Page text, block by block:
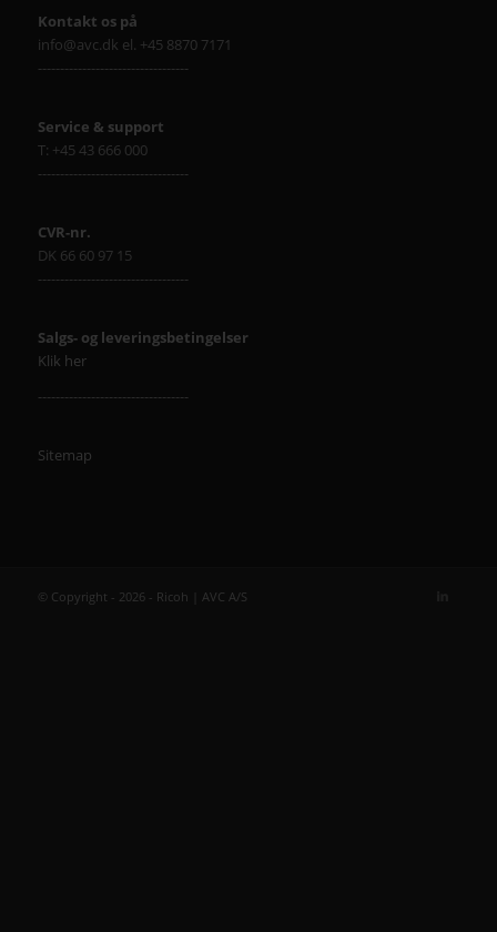
Kontakt os på
info@avc.dk el. +45 8870 7171
----------------------------------
Service & support
T: +45 43 666 000
----------------------------------
CVR-nr.
DK 66 60 97 15
----------------------------------
Salgs- og leveringsbetingelser
Klik her
----------------------------------
Sitemap
© Copyright - 2026 - Ricoh | AVC A/S